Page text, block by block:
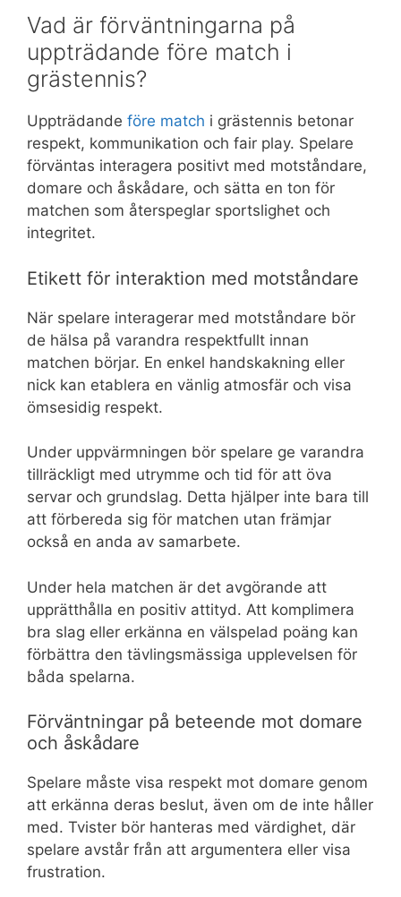
Vad är förväntningarna på
uppträdande före match i
grästennis?
Uppträdande före match i grästennis betonar
respekt, kommunikation och fair play. Spelare
förväntas interagera positivt med motståndare,
domare och åskådare, och sätta en ton för
matchen som återspeglar sportslighet och
integritet.
Etikett för interaktion med motståndare
När spelare interagerar med motståndare bör
de hälsa på varandra respektfullt innan
matchen börjar. En enkel handskakning eller
nick kan etablera en vänlig atmosfär och visa
ömsesidig respekt.
Under uppvärmningen bör spelare ge varandra
tillräckligt med utrymme och tid för att öva
servar och grundslag. Detta hjälper inte bara till
att förbereda sig för matchen utan främjar
också en anda av samarbete.
Under hela matchen är det avgörande att
upprätthålla en positiv attityd. Att komplimera
bra slag eller erkänna en välspelad poäng kan
förbättra den tävlingsmässiga upplevelsen för
båda spelarna.
Förväntningar på beteende mot domare
och åskådare
Spelare måste visa respekt mot domare genom
att erkänna deras beslut, även om de inte håller
med. Tvister bör hanteras med värdighet, där
spelare avstår från att argumentera eller visa
frustration.